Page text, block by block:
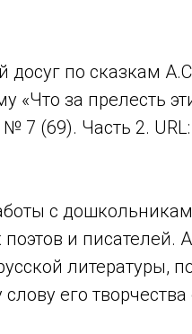
досуг по сказкам
«Что за прелесть
7 (69). Часть 2. URL:
с
и писателей.
литературы,
его